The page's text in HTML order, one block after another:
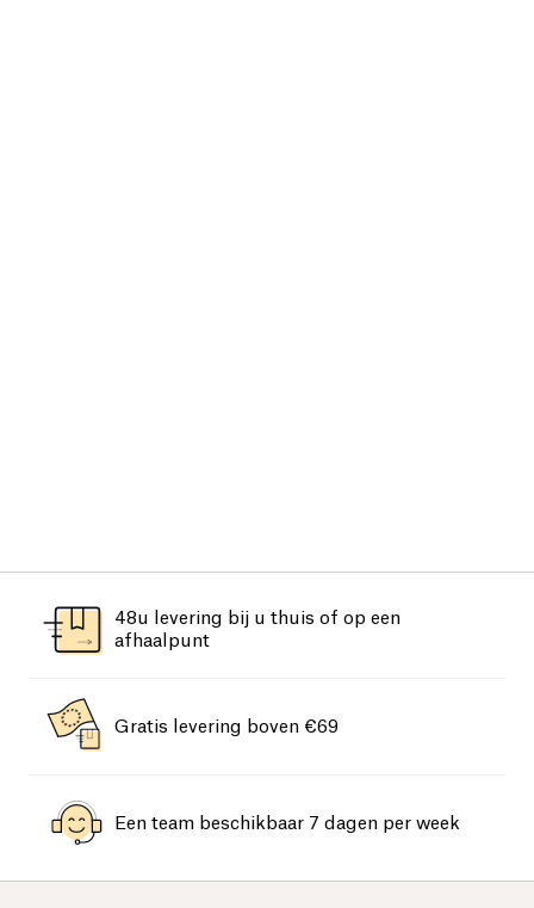
48u levering bij u thuis of op een
afhaalpunt
Gratis levering boven €69
Een team beschikbaar 7 dagen per week